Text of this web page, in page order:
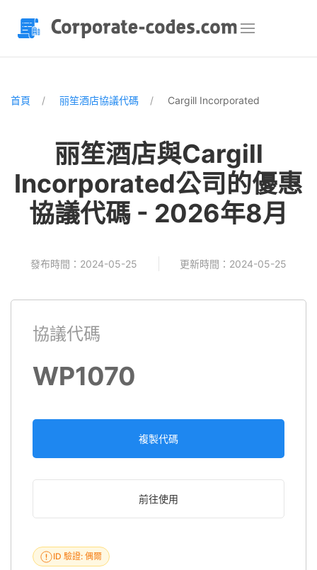
首頁 丽笙酒店協議代碼 Cargill Incorporated
丽笙酒店與Cargill
Incorporated公司的優惠
協議代碼 - 2026年8月
發布時間：2024-05-25 更新時間：2024-05-25
協議代碼
WP1070
複製代碼
前往使用
ID 驗證: 偶爾